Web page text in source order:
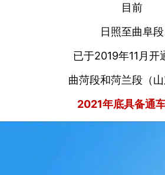
目前
日照至曲阜段
已于2019年11月开
曲菏段和菏兰段（山
2021年底具备通